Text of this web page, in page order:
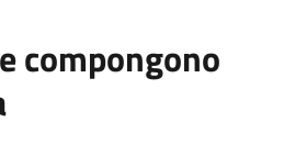
compongono